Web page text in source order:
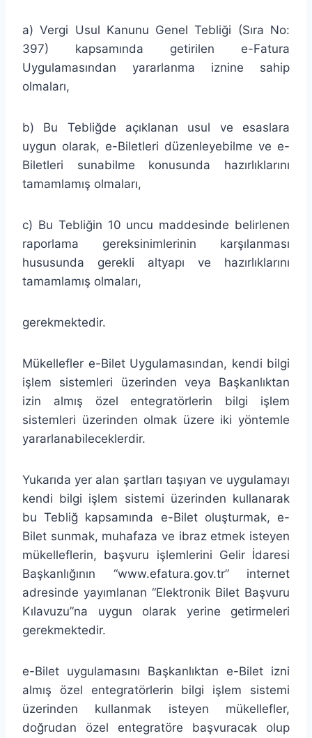
a) Vergi Usul Kanunu Genel Tebliği (Sıra No:
397) kapsamında getirilen e-Fatura
Uygulamasından yararlanma iznine sahip
olmaları,
b) Bu Tebliğde açıklanan usul ve esaslara
uygun olarak, e-Biletleri düzenleyebilme ve e-
Biletleri sunabilme konusunda hazırlıklarını
tamamlamış olmaları,
c) Bu Tebliğin 10 uncu maddesinde belirlenen
raporlama gereksinimlerinin karşılanması
hususunda gerekli altyapı ve hazırlıklarını
tamamlamış olmaları,
gerekmektedir.
Mükellefler e-Bilet Uygulamasından, kendi bilgi
işlem sistemleri üzerinden veya Başkanlıktan
izin almış özel entegratörlerin bilgi işlem
sistemleri üzerinden olmak üzere iki yöntemle
yararlanabileceklerdir.
Yukarıda yer alan şartları taşıyan ve uygulamayı
kendi bilgi işlem sistemi üzerinden kullanarak
bu Tebliğ kapsamında e-Bilet oluşturmak, e-
Bilet sunmak, muhafaza ve ibraz etmek isteyen
mükelleflerin, başvuru işlemlerini Gelir İdaresi
Başkanlığının “www.efatura.gov.tr” internet
adresinde yayımlanan “Elektronik Bilet Başvuru
Kılavuzu”na uygun olarak yerine getirmeleri
gerekmektedir.
e-Bilet uygulamasını Başkanlıktan e-Bilet izni
almış özel entegratörlerin bilgi işlem sistemi
üzerinden kullanmak isteyen mükellefler,
doğrudan özel entegratöre başvuracak olup